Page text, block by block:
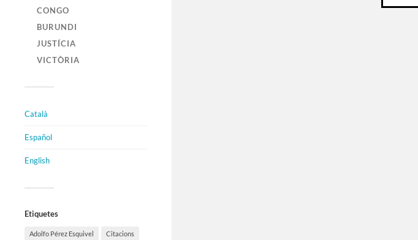
CONGO
BURUNDI
JUSTÍCIA
VICTÒRIA
Català
Español
English
Etiquetes
Adolfo Pérez Esquivel Citacions